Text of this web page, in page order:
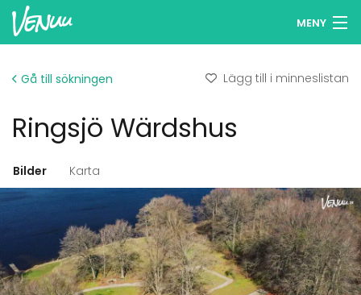
MENY
Logga in
Lägg till din lokal
Gå till sökningen Lägg till i minneslistan
Ringsjö Wärdshus
Bilder Karta